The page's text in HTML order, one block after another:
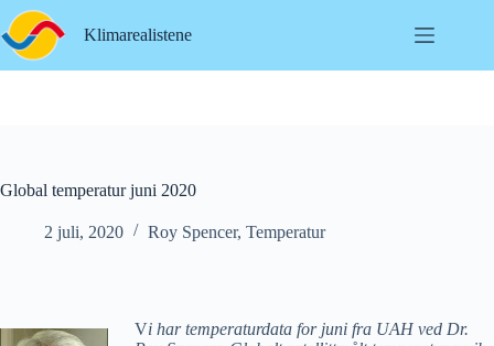
Hopp
til
innholdet
Klimarealistene
Global temperatur juni 2020
2 juli, 2020 Roy Spencer, Temperatur
Vi har temperaturdata for juni fra UAH ved Dr.